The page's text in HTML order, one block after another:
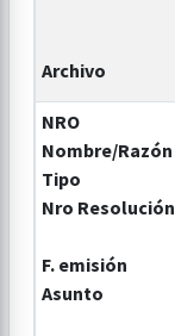
Archivo
NRO
Nombre/Razón
Tipo
Nro Resolución
F. emisión
Asunto